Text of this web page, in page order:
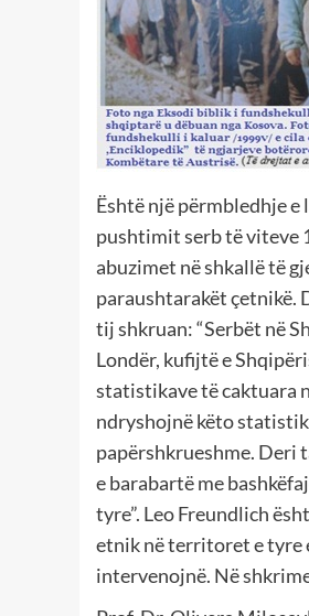
Është një përmbledhje
pushtimit serb të viteve
abuzimet në shkallë të
paraushtarakët çetnikë.
tij shkruan: “Serbët në
Londër, kufijtë e
statistikave të caktuara
ndryshojnë këto
papërshkrueshme. Deri
e barabartë me
tyre”. Leo Freundlich
etnik në territoret e tyre
intervenojnë. Në